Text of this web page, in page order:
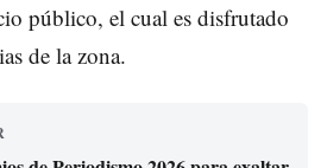
público, el cual es disfrutado
de la zona.